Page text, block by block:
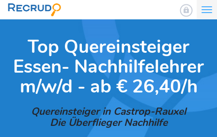
Top Quereinsteiger
Essen- Nachhilfelehrer
m/w/d - ab € 26,40/h
Quereinsteiger in Castrop-Rauxel
Die Überflieger Nachhilfe